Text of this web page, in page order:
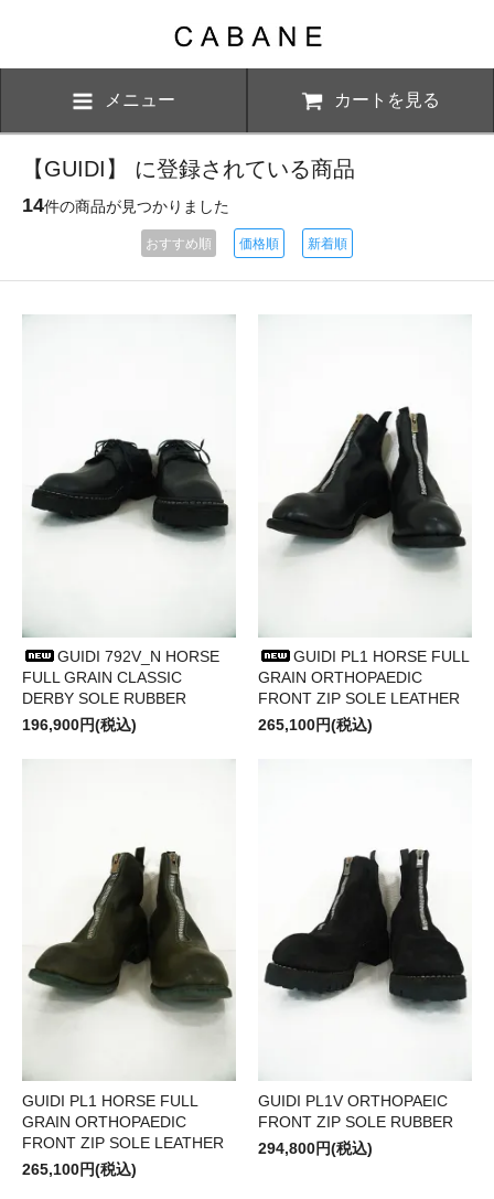
メニュー カートを見る
【GUIDI】 に登録されている商品
14件の商品が見つかりました
おすすめ順 価格順 新着順
GUIDI 792V_N HORSE
FULL GRAIN CLASSIC
DERBY SOLE RUBBER
196,900円(税込)
GUIDI PL1 HORSE FULL
GRAIN ORTHOPAEDIC
FRONT ZIP SOLE LEATHER
265,100円(税込)
GUIDI PL1 HORSE FULL
GRAIN ORTHOPAEDIC
FRONT ZIP SOLE LEATHER
265,100円(税込)
GUIDI PL1V ORTHOPAEIC
FRONT ZIP SOLE RUBBER
294,800円(税込)